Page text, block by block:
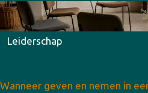
Leiderschap
Wanneer geven en nemen in